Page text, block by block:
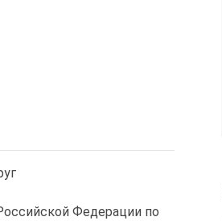
Федерации по